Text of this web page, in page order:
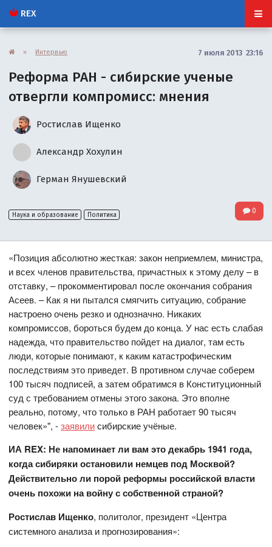
REX
» Интервью 7 июля 2013 23:16
Реформа РАН - сибирские ученые
отвергли компромисс: мнения
Ростислав Ищенко
Александр Хохулин
Герман Янушевский
Наука и образование Политика 0
«Позиция абсолютно жесткая: закон неприемлем, министра,
и всех членов правительства, причастных к этому делу – в
отставку, – прокомментировал после окончания собрания
Асеев. – Как я ни пытался смягчить ситуацию, собрание
настроено очень резко и однозначно. Никаких
компромиссов, бороться будем до конца. У нас есть слабая
надежда, что правительство пойдет на диалог, там есть
люди, которые понимают, к каким катастрофическим
последствиям это приведет. В противном случае соберем
100 тысяч подписей, а затем обратимся в Конституционный
суд с требованием отмены этого закона. Это вполне
реально, потому, что только в РАН работает 90 тысяч
человек»", -заявилисибирские учёные.
ИА REX: Не напоминает ли вам это декабрь 1941 года,
когда сибиряки остановили немцев под Москвой?
Действительно ли порой реформы российской власти
очень похожи на войну с собственной страной?
Ростислав Ищенко, политолог, президент «Центра
системного анализа и прогнозирования»: